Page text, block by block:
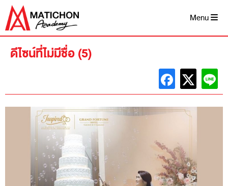
Skip
content
Menu
ดีไซน์ที่ไม่มีชื่อ (5)